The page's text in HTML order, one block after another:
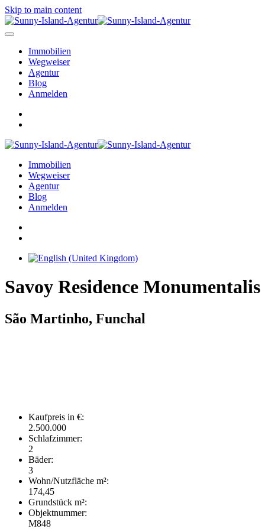
Skip to main content
Immobilien
Wegweiser
Agentur
Blog
Anmelden
Immobilien
Wegweiser
Agentur
Blog
Anmelden
Savoy Residence Monumentalis
São Martinho, Funchal
Kaufpreis in €:
2.500.000
Schlafzimmer:
2
Bäder:
3
Wohn/Nutzfläche m²:
174,45
Grundstück m²:
Objektnummer:
M848